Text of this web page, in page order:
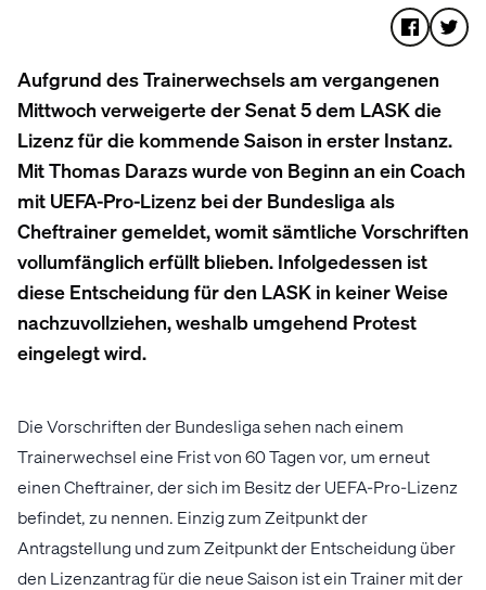
Aufgrund des Trainerwechsels am vergangenen
Mittwoch verweigerte der Senat 5 dem LASK die
Lizenz für die kommende Saison in erster Instanz.
Mit Thomas Darazs wurde von Beginn an ein Coach
mit UEFA-Pro-Lizenz bei der Bundesliga als
Cheftrainer gemeldet, womit sämtliche Vorschriften
vollumfänglich erfüllt blieben. Infolgedessen ist
diese Entscheidung für den LASK in keiner Weise
nachzuvollziehen, weshalb umgehend Protest
eingelegt wird.
Die Vorschriften der Bundesliga sehen nach einem
Trainerwechsel eine Frist von 60 Tagen vor, um erneut
einen Cheftrainer, der sich im Besitz der UEFA-Pro-Lizenz
befindet, zu nennen. Einzig zum Zeitpunkt der
Antragstellung und zum Zeitpunkt der Entscheidung über
den Lizenzantrag für die neue Saison ist ein Trainer mit der